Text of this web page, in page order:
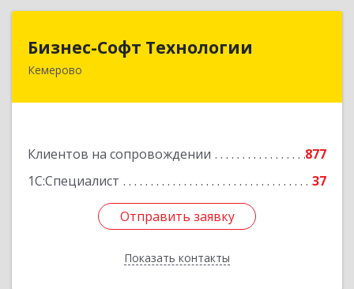
Бизнес-Софт Технологии
Кемерово
Клиентов на сопровождении
877
1С:Специалист
37
Отправить заявку
Показать контакты
Бизнес-Софт Технологии
650992, Кемеровская область - Кузбасс обл,
Отправить заявку
Назад